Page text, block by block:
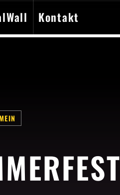
Kontakt
Whatsapp